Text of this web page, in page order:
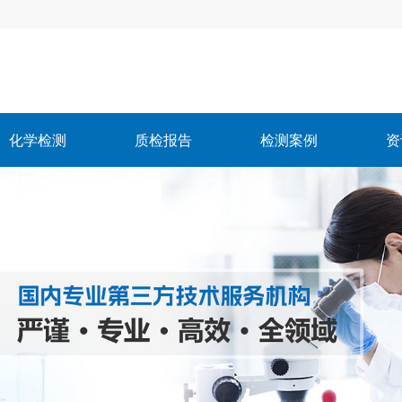
化学检测 质检报告 检测案例